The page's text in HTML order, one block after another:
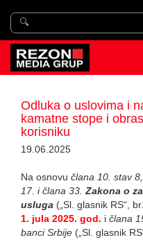
Odluka o uslovima i
kamatne stope i
korisniku
19.06.2025
Na osnovu člana 10. stav
17. i člana 33. Zakona o
usluga („Sl. glasnik RS“, br.
1. jula 2025. god. i člana
banci Srbije („Sl. glasnik